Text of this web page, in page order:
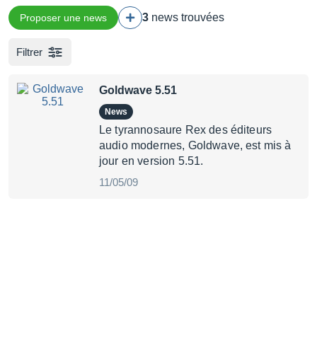
Proposer une news 3 news trouvées
Filtrer
Goldwave 5.51
News
Le tyrannosaure Rex des éditeurs
audio modernes, Goldwave, est mis à
jour en version 5.51.
11/05/09